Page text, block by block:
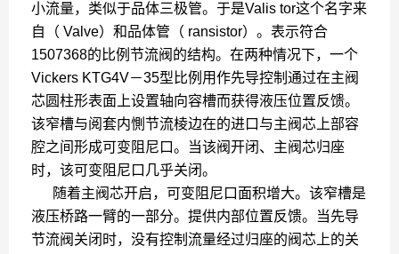
小流量，类似于品体三极管。于是Valis tor这个名字来
自（ Valve）和品体管（ ransistor）。表示符合
1507368的比例节流阀的结构。在两种情况下，一个
Vickers KTG4V－35型比例用作先导控制通过在主阀
芯圆柱形表面上设置轴向容槽而获得液压位置反馈。
该窄槽与阅套内惻节流棱边在的进口与主阀芯上部容
腔之间形成可变阻尼口。当该阀开闭、主阀芯归座
时，该可变阻尼口几乎关闭。
随着主阀芯开启，可变阻尼口面积增大。该窄槽是
液压桥路一臂的一部分。提供内部位置反馈。当先导
节流阀关闭时，没有控制流量经过归座的阀芯上的关